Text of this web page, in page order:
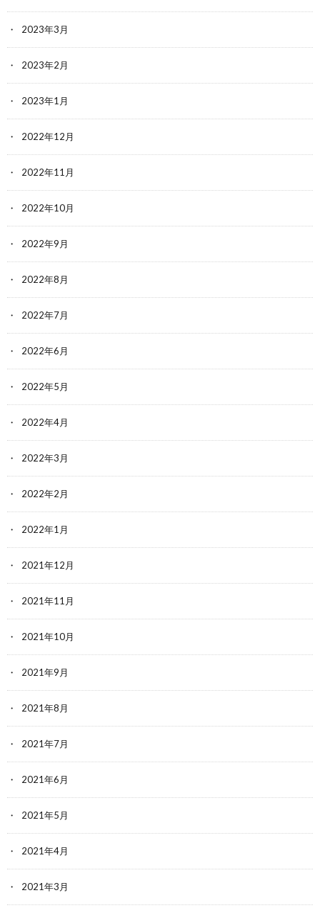
2023年3月
2023年2月
2023年1月
2022年12月
2022年11月
2022年10月
2022年9月
2022年8月
2022年7月
2022年6月
2022年5月
2022年4月
2022年3月
2022年2月
2022年1月
2021年12月
2021年11月
2021年10月
2021年9月
2021年8月
2021年7月
2021年6月
2021年5月
2021年4月
2021年3月